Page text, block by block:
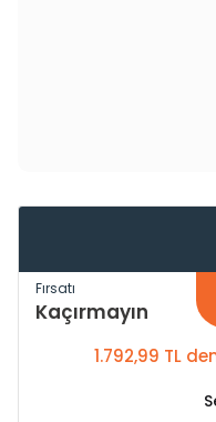
Fırsatı
Kaçırmayın
1.792,99 TL